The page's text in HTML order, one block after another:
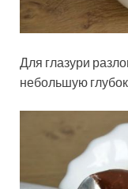
Для глазури
небольшую